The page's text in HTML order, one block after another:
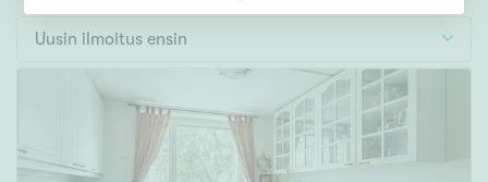
Uusin ilmoitus ensin